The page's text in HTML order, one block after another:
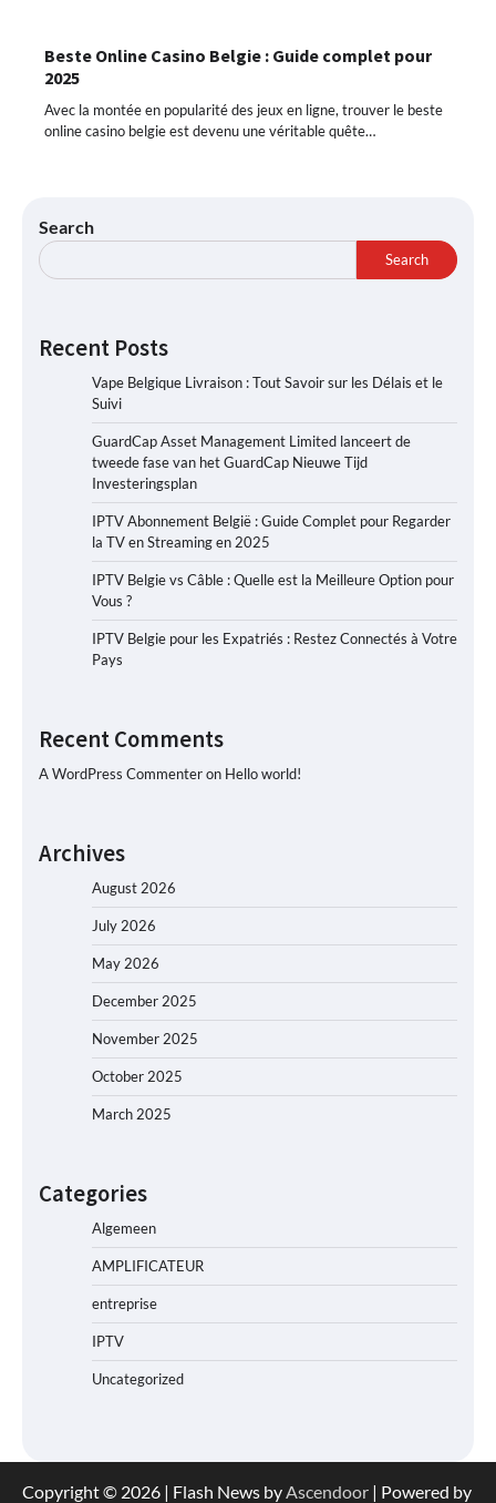
Beste Online Casino Belgie : Guide complet pour
2025
Avec la montée en popularité des jeux en ligne, trouver le beste
online casino belgie est devenu une véritable quête…
Search
Search
Recent Posts
Vape Belgique Livraison : Tout Savoir sur les Délais et le
Suivi
GuardCap Asset Management Limited lanceert de
tweede fase van het GuardCap Nieuwe Tijd
Investeringsplan
IPTV Abonnement België : Guide Complet pour Regarder
la TV en Streaming en 2025
IPTV Belgie vs Câble : Quelle est la Meilleure Option pour
Vous ?
IPTV Belgie pour les Expatriés : Restez Connectés à Votre
Pays
Recent Comments
A WordPress Commenteron Hello world!
Archives
August 2026
July 2026
May 2026
December 2025
November 2025
October 2025
March 2025
Categories
Algemeen
AMPLIFICATEUR
entreprise
IPTV
Uncategorized
Copyright © 2026 | Flash News by Ascendoor | Powered by